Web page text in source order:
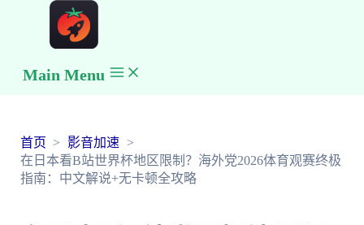
Main Menu
首页
影音加速
在日本看B站世界杯地区限制？海外党2026体育观赛终极
指南：中文解说+无卡顿全攻略